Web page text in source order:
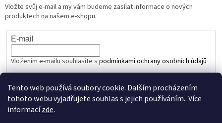
Tento web používá soubory cookie. Dalším procházením
tohoto webu vyjadřujete souhlas s jejich používáním.. Více
informacízde.
Vložte svůj e-mail a my vám budeme zasílat informace o nových
produktech na našem e-shopu.
E-mail
Vložením e-mailu souhlasíte s podmínkami ochrany osobních údajů
PŘIHLÁSIT SE